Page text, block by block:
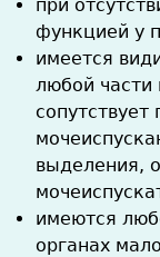
при
функцией у
имеется
любой части
выделения,
имеются
органах